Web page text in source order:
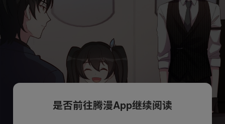
是否前往腾漫App继续阅读